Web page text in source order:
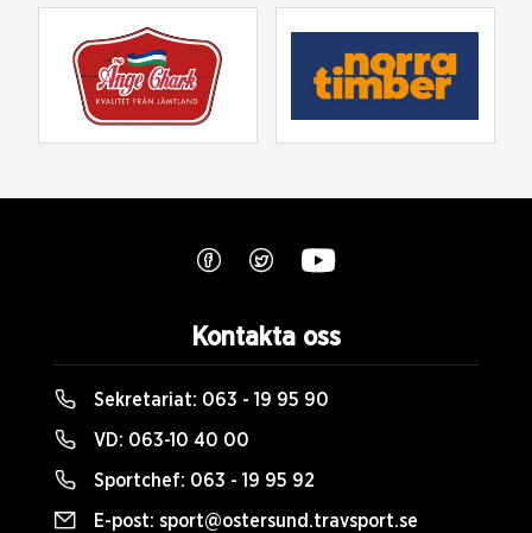
Kontakta oss
Sekretariat: 063 - 19 95 90
VD: 063-10 40 00
Sportchef: 063 - 19 95 92
E-post: sport@ostersund.travsport.se